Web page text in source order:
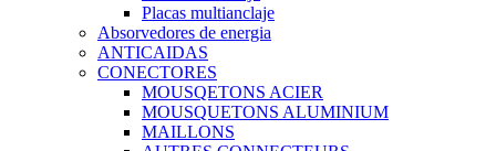
Placas multianclaje
Absorvedores de energia
ANTICAIDAS
CONECTORES
MOUSQETONS ACIER
MOUSQUETONS ALUMINIUM
MAILLONS